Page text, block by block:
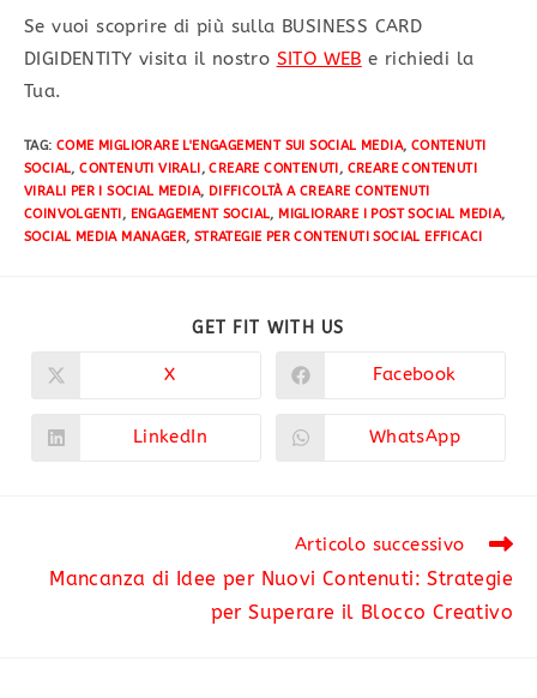
Se vuoi scoprire di più sulla BUSINESS CARD
DIGIDENTITY visita il nostro SITO WEB e richiedi la
Tua.
TAG:COME MIGLIORARE L'ENGAGEMENT SUI SOCIAL MEDIA, CONTENUTI
SOCIAL, CONTENUTI VIRALI, CREARE CONTENUTI, CREARE CONTENUTI
VIRALI PER I SOCIAL MEDIA, DIFFICOLTÀ A CREARE CONTENUTI
COINVOLGENTI, ENGAGEMENT SOCIAL, MIGLIORARE I POST SOCIAL MEDIA,
SOCIAL MEDIA MANAGER, STRATEGIE PER CONTENUTI SOCIAL EFFICACI
GET FIT WITH US
X Facebook
LinkedIn WhatsApp
Articolo successivo
Mancanza di Idee per Nuovi Contenuti: Strategie
per Superare il Blocco Creativo